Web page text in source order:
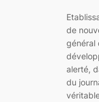
de
général
alerté,
du